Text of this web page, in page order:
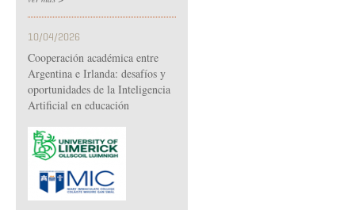
10/04/2026
Cooperación académica entre
Argentina e Irlanda: desafíos y
oportunidades de la Inteligencia
Artificial en educación